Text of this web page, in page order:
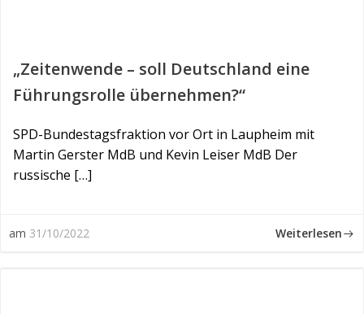
„Zeitenwende – soll Deutschland eine
Führungsrolle übernehmen?“
SPD-Bundestagsfraktion vor Ort in Laupheim mit
Martin Gerster MdB und Kevin Leiser MdB Der
russische […]
am 31/10/2022 Weiterlesen